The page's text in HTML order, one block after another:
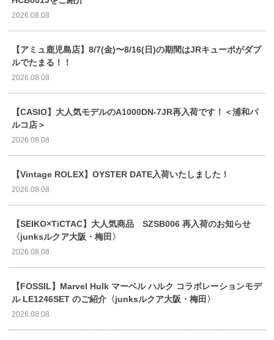
2026.08.08
【アミュ鹿児島店】8/7(金)〜8/16(日)の期間はJRキューポがダブ
ルでたまる！！
2026.08.08
【CASIO】大人気モデルのA1000DN-7JR再入荷です！＜浦和パ
ルコ店＞
2026.08.08
【Vintage ROLEX】OYSTER DATE入荷いたしました！
2026.08.08
【SEIKO×TiCTAC】大人気商品 SZSB006 再入荷のお知らせ
〈junksルクア大阪・梅田〉
2026.08.08
【FOSSIL】Marvel Hulk マーベル ハルク コラボレーションモデ
ル LE1246SET のご紹介〈junksルクア大阪・梅田〉
2026.08.08